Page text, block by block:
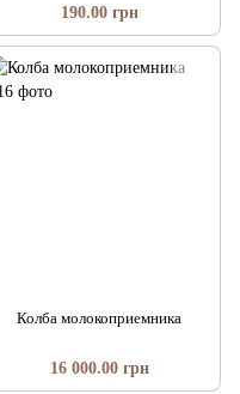
190.00 грн
Колба молокоприемника
16 000.00 грн